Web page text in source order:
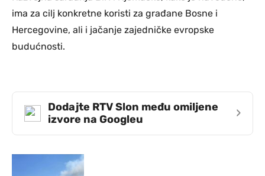
ima za cilj konkretne koristi za građane Bosne i
Hercegovine, ali i jačanje zajedničke evropske
budućnosti.
Dodajte RTV Slon među omiljene
izvore na Googleu
›